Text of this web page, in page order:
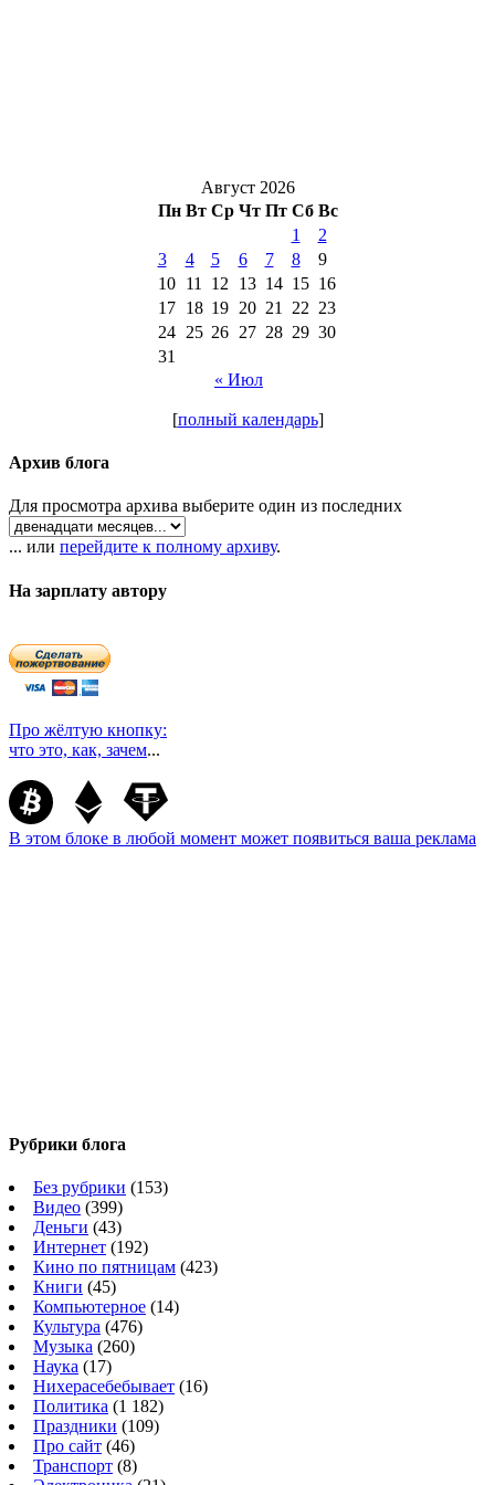
Август 2026
Пн Вт Ср Чт Пт Сб Вс
1
2
3
4 5 6 7 8
9
10
11 12 13 14 15 16
17
18 19 20 21 22 23
24
25 26 27 28 29 30
31
« Июл
[полный календарь]
Архив блога
Для просмотра архива выберите один из последних
... или перейдите к полному архиву.
На зарплату автору
Про жёлтую кнопку:
что это, как, зачем...
В этом блоке в любой момент может появиться ваша реклама
Рубрики блога
Без рубрики (153)
Видео (399)
Деньги (43)
Интернет (192)
Кино по пятницам (423)
Книги (45)
Компьютерное (14)
Культура (476)
Музыка (260)
Наука (17)
Нихерасебебывает (16)
Политика (1 182)
Праздники (109)
Про сайт (46)
Транспорт (8)